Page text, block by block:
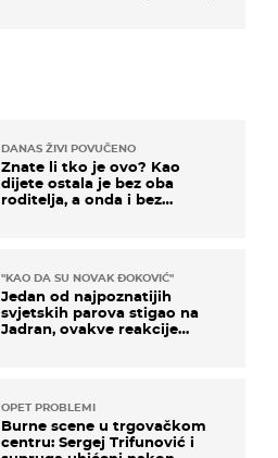
DANAS ŽIVI POVUČENO
Znate li tko je ovo? Kao
dijete ostala je bez oba
roditelja, a onda i bez
"KAO DA SU NOVAK ĐOKOVIĆ"
Jedan od najpoznatijih
svjetskih parova stigao na
Jadran, ovakve reakcije
OPET PROBLEMI
Burne scene u trgovačkom
centru: Sergej Trifunović i